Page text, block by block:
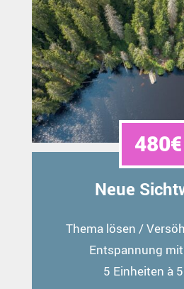
480€
Neue
Thema lösen /
Entspannung
5 Einheiten à